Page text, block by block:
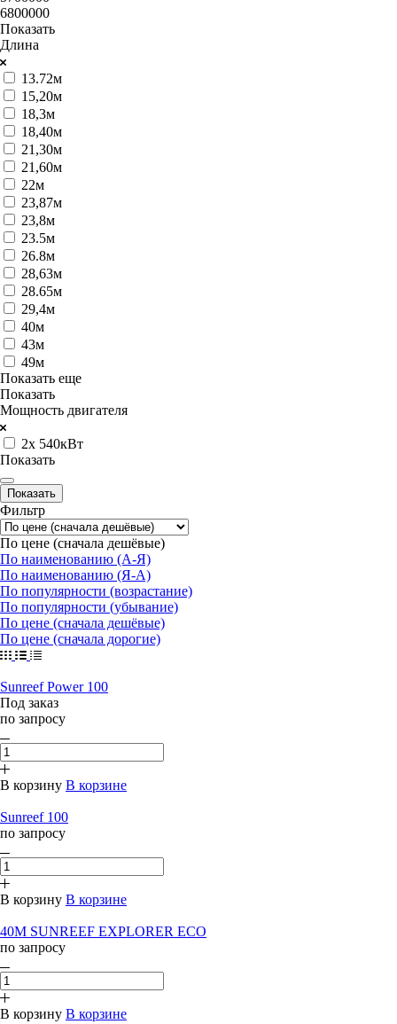
6800000
Показать
Длина
13.72м
15,20м
18,3м
18,40м
21,30м
21,60м
22м
23,87м
23,8м
23.5м
26.8м
28,63м
28.65м
29,4м
40м
43м
49м
Показать еще
Показать
Мощность двигателя
2x 540кВт
Показать
Фильтр
По цене (сначала дешёвые)
По наименованию (А-Я)
По наименованию (Я-А)
По популярности (возрастание)
По популярности (убывание)
По цене (сначала дешёвые)
По цене (сначала дорогие)
Sunreef Power 100
Под заказ
по запросу
В корзину В корзине
Sunreef 100
по запросу
В корзину В корзине
40M SUNREEF EXPLORER ECO
по запросу
В корзину В корзине